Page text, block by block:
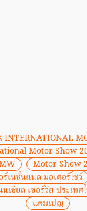
INTERNATIONAL
Motor Show
Motor Show
เนชั่นแนล มอเตอร์โชว์
เชียล เซอร์วิส ประเทศ
แคมเปญ